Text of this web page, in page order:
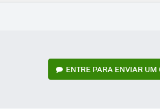
FACEBOOK
TWITTERFLIPBOARD
E-
WHATSAPP
ENTRE PARA ENVIAR UM